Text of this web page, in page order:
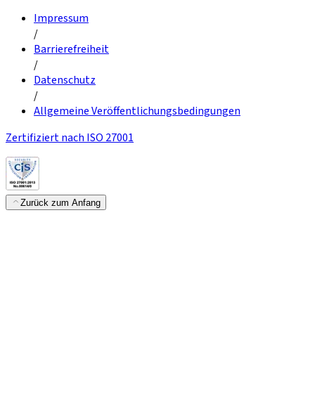
Impressum
/
Barrierefreiheit
/
Datenschutz
/
Allgemeine Veröffentlichungsbedingungen
Zertifiziert nach ISO 27001
Zurück zum Anfang